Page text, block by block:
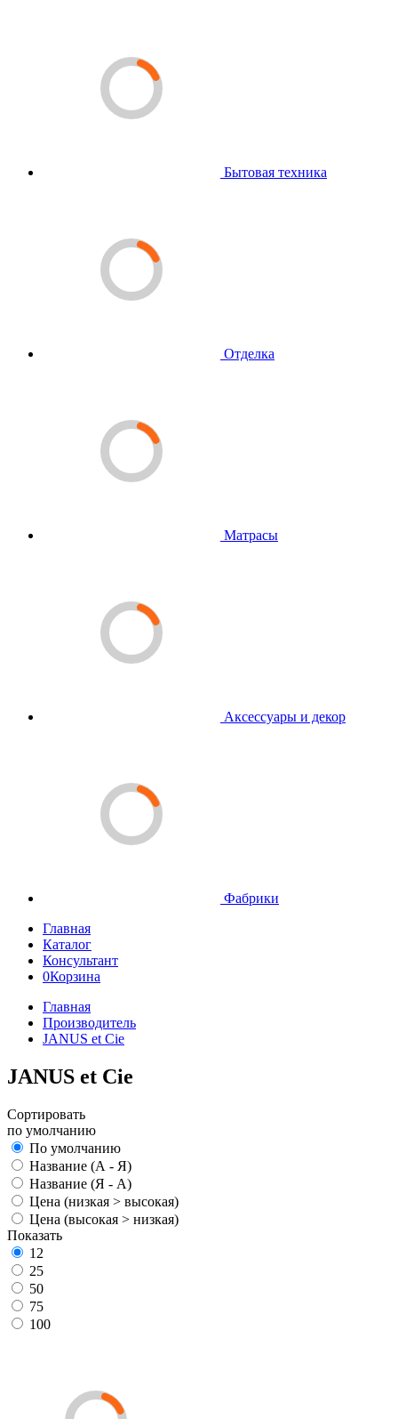
Бытовая техника
Отделка
Матрасы
Аксессуары и декор
Фабрики
Главная
Каталог
Консультант
0Корзина
Главная
Производитель
JANUS et Cie
JANUS et Cie
Сортировать
по умолчанию
По умолчанию
Название (А - Я)
Название (Я - А)
Цена (низкая > высокая)
Цена (высокая > низкая)
Показать
12
25
50
75
100